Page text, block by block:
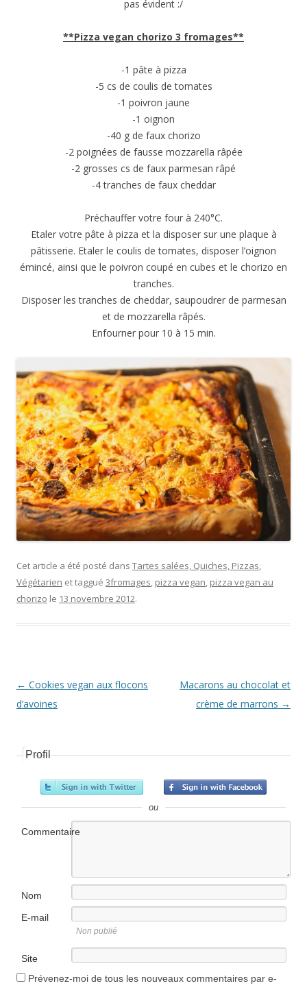
pas évident :/
**Pizza vegan chorizo 3 fromages**
-1 pâte à pizza
-5 cs de coulis de tomates
-1 poivron jaune
-1 oignon
-40 g de faux chorizo
-2 poignées de fausse mozzarella râpée
-2 grosses cs de faux parmesan râpé
-4 tranches de faux cheddar
Préchauffer votre four à 240°C.
Etaler votre pâte à pizza et la disposer sur une plaque à
pâtisserie. Etaler le coulis de tomates, disposer l’oignon
émincé, ainsi que le poivron coupé en cubes et le chorizo en
tranches.
Disposer les tranches de cheddar, saupoudrer de parmesan
et de mozzarella râpés.
Enfourner pour 10 à 15 min.
Cet article a été posté dans Tartes salées, Quiches, Pizzas,
Végétarien et taggué 3fromages, pizza vegan, pizza vegan au
chorizo le 13 novembre 2012.
Navigation Article
← Cookies vegan aux flocons
d’avoines
Macarons au chocolat et
crème de marrons →
Profil
ou
Commentaire
Nom
E-mail
Non publié
Site
internet
Prévenez-moi de tous les nouveaux commentaires par e-